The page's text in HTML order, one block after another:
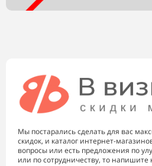
Мы постарались сделать для вас
скидок, и каталог интернет-
вопросы или есть предложения по
или по сотрудничеству, то напишите